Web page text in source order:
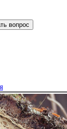
вопрос